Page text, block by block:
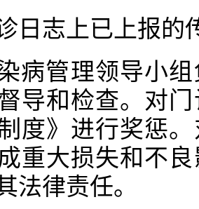
日志上已上报的
病管理领导小
导和检查。对
度》进行奖惩
重大损失和不
法律责任。